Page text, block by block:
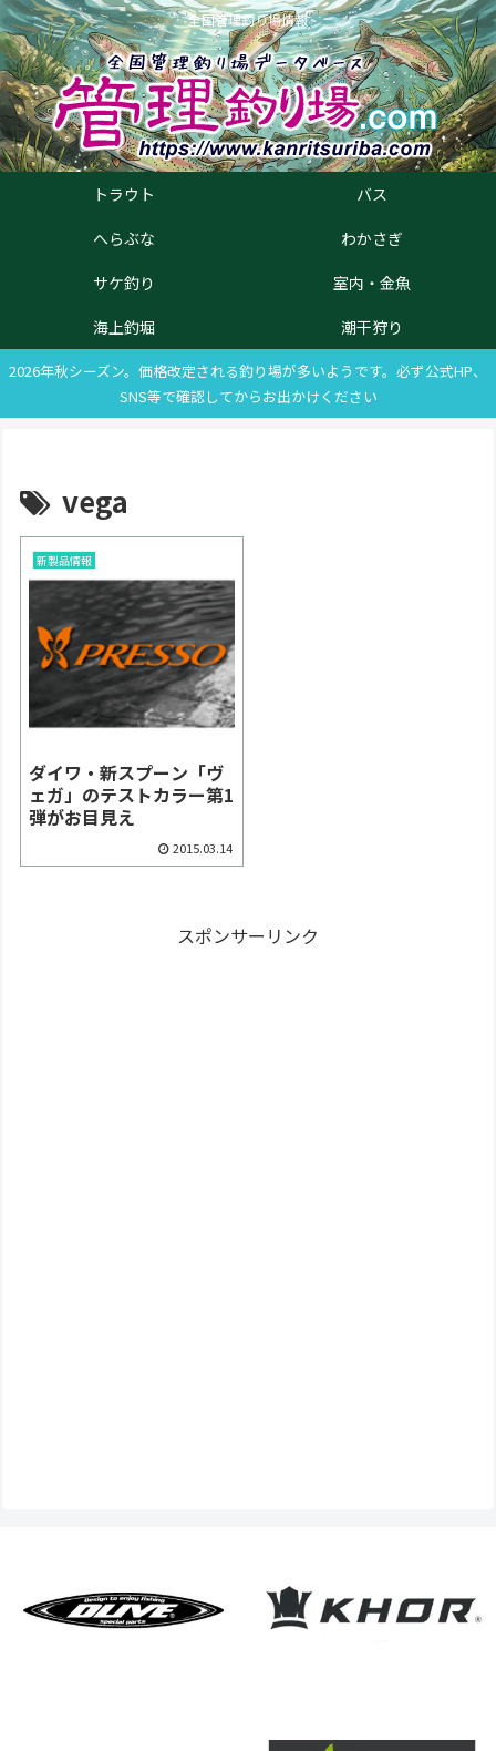
全国管理釣り場情報
トラウト
バス
へらぶな
わかさぎ
サケ釣り
室内・金魚
海上釣堀
潮干狩り
2026年秋シーズン。価格改定される釣り場が多いようです。必ず公式HP、
SNS等で確認してからお出かけください
vega
新製品情報
ダイワ・新スプーン「ヴ
ェガ」のテストカラー第1
弾がお目見え
2015.03.14
スポンサーリンク